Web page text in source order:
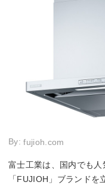
By:fujioh.com
富士工業は、国内でも人
「FUJIOH」ブランドを